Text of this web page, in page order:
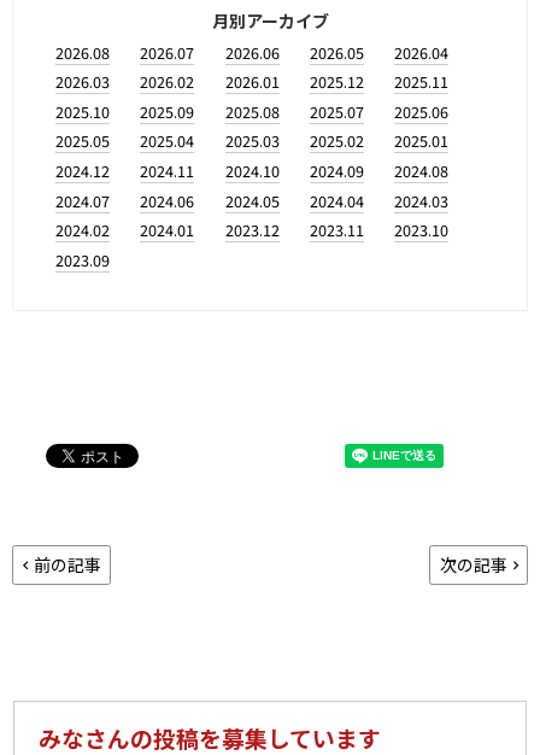
月別アーカイブ
2026.08 2026.07 2026.06 2026.05
2026.04
2026.03
2026.02 2026.01 2025.12
2025.11
2025.10
2025.09 2025.08 2025.07
2025.06
2025.05
2025.04 2025.03 2025.02
2025.01
2024.12
2024.11 2024.10 2024.09
2024.08
2024.07
2024.06 2024.05 2024.04
2024.03
2024.02
2024.01 2023.12 2023.11
2023.10
2023.09
前の記事 次の記事
みなさんの投稿を募集しています